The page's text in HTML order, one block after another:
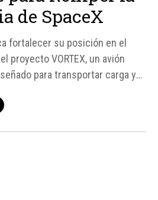
de SpaceX
fortalecer su posición en el
proyecto VORTEX, un avión
para transportar carga y
busca reducir la dependencia